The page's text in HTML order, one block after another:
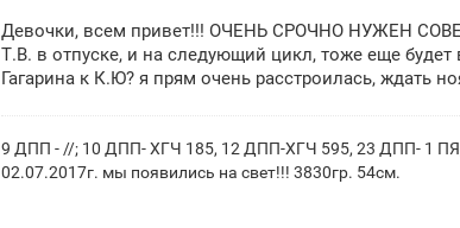
б
щ
н
Девочки, всем привет!!! ОЧЕНЬ СРОЧНО НУЖЕН
Т.В. в отпуске, и на следующий цикл, тоже еще
Гагарина к К.Ю? я прям очень расстроилась, ждать
9 ДПП - //; 10 ДПП- ХГЧ 185, 12 ДПП-ХГЧ 595, 23 ДПП- 1
02.07.2017г. мы появились на свет!!! 3830гр. 54см.